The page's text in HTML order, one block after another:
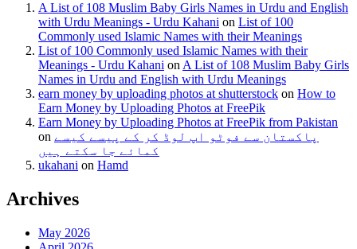
A List of 108 Muslim Baby Girls Names in Urdu and English
with Urdu Meanings - Urdu Kahani on List of 100
Commonly used Islamic Names with their Meanings
List of 100 Commonly used Islamic Names with their
Meanings - Urdu Kahani on A List of 108 Muslim Baby Girls
Names in Urdu and English with Urdu Meanings
earn money by uploading photos at shutterstock on How to
Earn Money by Uploading Photos at FreePik
Earn Money by Uploading Photos at FreePik from Pakistan
on پاکستان سے فوٹو اپ لوڈ کر کے پیسے کیسے
کمائے جا سکتے ہیں
ukahani on Hamd
Archives
May 2026